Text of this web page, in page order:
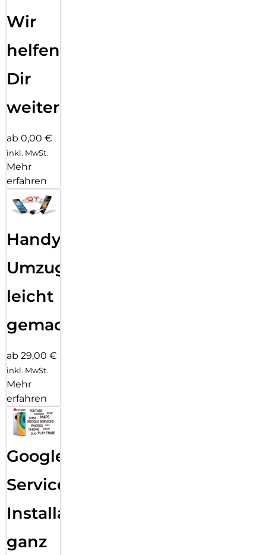
Wir
helfen
Dir
weiter
ab 0,00 €
inkl. MwSt.
Mehr
erfahren
Handy
Umzug
leicht
gemacht!
ab 29,00 €
inkl. MwSt.
Mehr
erfahren
Google
Services
Installation
ganz